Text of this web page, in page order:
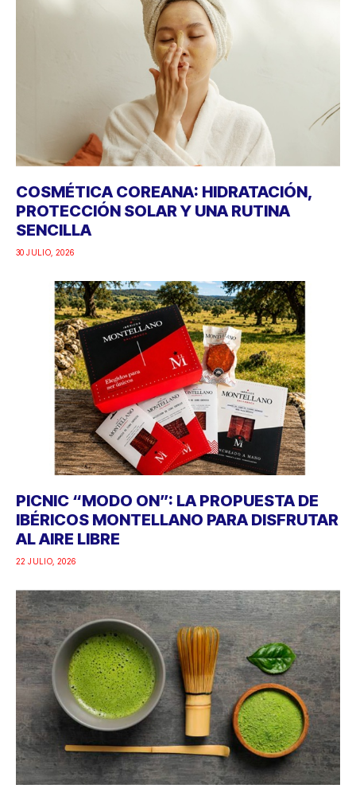
COSMÉTICA COREANA: HIDRATACIÓN,
PROTECCIÓN SOLAR Y UNA RUTINA
SENCILLA
30 JULIO, 2026
PICNIC “MODO ON”: LA PROPUESTA DE
IBÉRICOS MONTELLANO PARA DISFRUTAR
AL AIRE LIBRE
22 JULIO, 2026